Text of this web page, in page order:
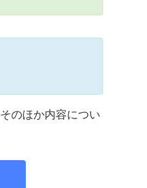
のほか内容につい